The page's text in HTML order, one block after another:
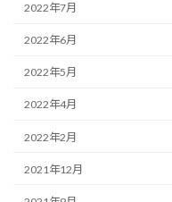
2022年7月
2022年6月
2022年5月
2022年4月
2022年2月
2021年12月